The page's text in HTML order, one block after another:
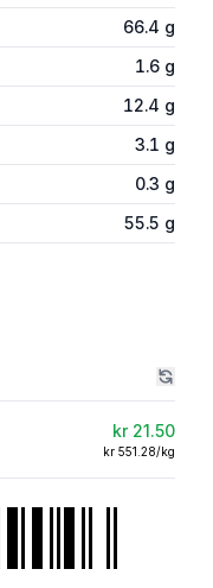
66.4 g
1.6 g
12.4 g
3.1 g
0.3 g
55.5 g
kr 21.50
kr 551.28/kg